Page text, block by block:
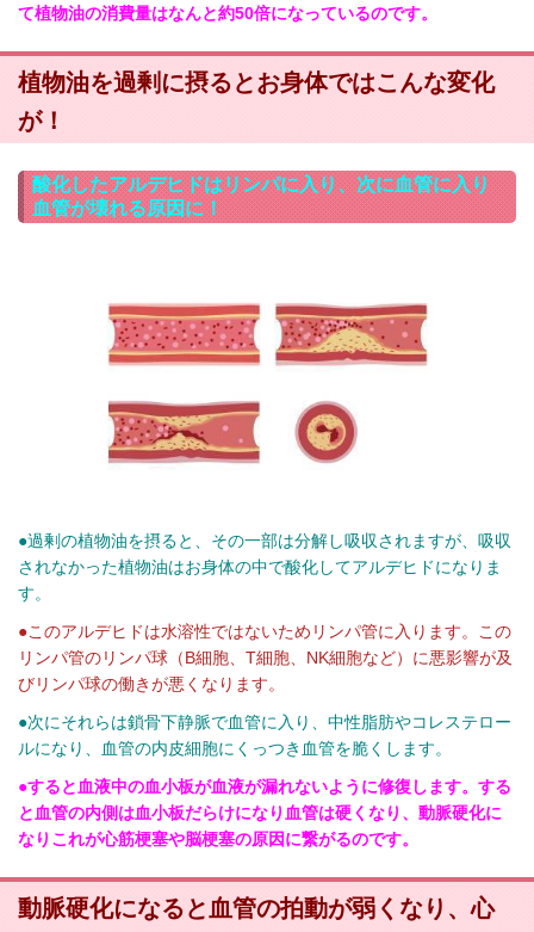
て植物油の消費量はなんと約50倍になっているのです。
植物油を過剰に摂るとお身体ではこんな変化
が！
酸化したアルデヒドはリンパに入り、次に血管に入り
血管が壊れる原因に！
●過剰の植物油を摂ると、その一部は分解し吸収されますが、吸収
されなかった植物油はお身体の中で酸化してアルデヒドになりま
す。
●このアルデヒドは水溶性ではないためリンパ管に入ります。この
リンパ管のリンパ球（B細胞、T細胞、NK細胞など）に悪影響が及
びリンパ球の働きが悪くなります。
●次にそれらは鎖骨下静脈で血管に入り、中性脂肪やコレステロー
ルになり、血管の内皮細胞にくっつき血管を脆くします。
●すると血液中の血小板が血液が漏れないように修復します。する
と血管の内側は血小板だらけになり血管は硬くなり、動脈硬化に
なりこれが心筋梗塞や脳梗塞の原因に繋がるのです。
動脈硬化になると血管の拍動が弱くなり、心